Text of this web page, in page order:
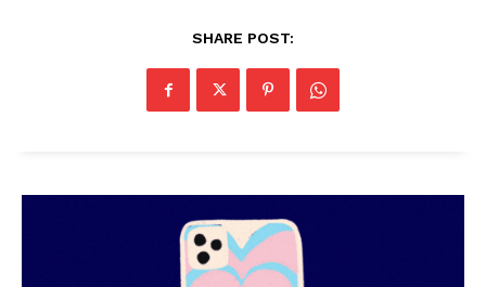
SHARE POST: